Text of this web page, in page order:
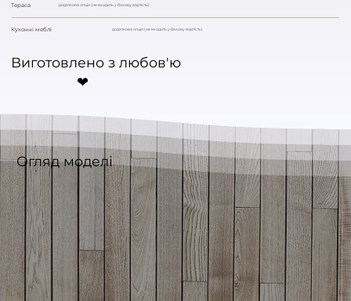
Тераса додаткова опція (не входить у базову вартість)
Кухонні меблі додаткова опція (не входить у базову вартість)
Виготовлено з любов'ю
❤︎
Огляд моделі